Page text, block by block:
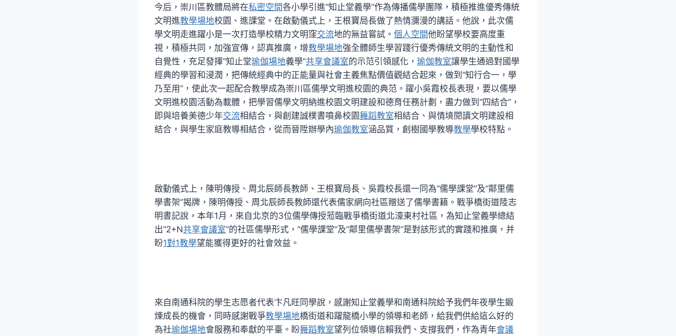
今后，崇川區教體局將在私密空間各小學引進“知止堂義學”作為傳播儒學團隊，積極推進優秀傳統
文明進教學場地校園、進課堂。在啟動儀式上，王根寶局長做了熱情瀰漫的講話。他說，此次儒
學文明走進躍小是一次打造學校精力文明窪交流地的無益嘗試。 個人空間他盼望學校要高度重
視，積極共同，加強宣傳，認真推廣，增教學場地強全體師生學習踐行優秀傳統文明的主動性和
自覺性，充足發揮“知止堂瑜伽場地義學”共享會議室的示范引領感化， 瑜伽教室讓學生通過對國學
經典的學習和浸潤，把傳統經典中的正能量與社會主義焦點價值觀結合起來，做到“知行合一，學
乃至用”，使此次一起配合教學成為崇川區儒學文明進校園的典范。躍小吳霞校長表現，要以儒學
文明進校園活動為載體，把學習儒學文明納進校園文明建設和德育任務計劃，盡力做到“四結合”，
即與培養美德少年交流相結合，與創建誠樸書噴鼻校園舞蹈教室相結合、與情境閱讀文明建設相
結合，與學生家庭教導相結合，從而晉陞辦學內瑜伽教室涵品質，創樹國學教導教學學校特點。
啟動儀式上，陳明傳授、周北辰師長教師、王根寶局長、吳霞校長還一同為“儒學課堂”及“鄰里儒
學書架”揭牌，陳明傳授、周北辰師長教師還代表儒家網向社區贈送了儒學書籍。戰爭橋街道陸志
明書記說，本年1月，來自北京的3位儒學傳授蒞臨戰爭橋街道北濠東村社區，為知止堂義學總結
出“2+N共享會議室”的社區儒學形式，“儒學課堂”及“鄰里儒學書架”是對該形式的實踐和推廣，并
盼1對1教學望能獲得更好的社會效益。
來自南通科院的學生志愿者代表卞凡旺同學說，感謝知止堂義學和南通科院給予我們年夜學生鍛
煉成長的機會，同時感謝戰爭教學場地橋街道和躍龍橋小學的領導和老師，給我們供給這么好的
為社瑜伽場地會服務和奉獻的平臺。盼舞蹈教室望列位領導信賴我們、支撐我們，作為青年會議